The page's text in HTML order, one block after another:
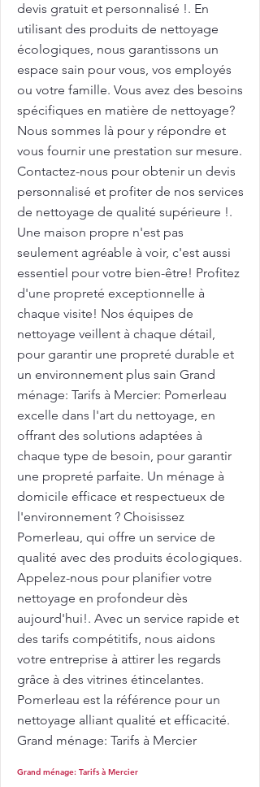
devis gratuit et personnalisé !. En
utilisant des produits de nettoyage
écologiques, nous garantissons un
espace sain pour vous, vos employés
ou votre famille. Vous avez des besoins
spécifiques en matière de nettoyage?
Nous sommes là pour y répondre et
vous fournir une prestation sur mesure.
Contactez-nous pour obtenir un devis
personnalisé et profiter de nos services
de nettoyage de qualité supérieure !.
Une maison propre n'est pas
seulement agréable à voir, c'est aussi
essentiel pour votre bien-être! Profitez
d'une propreté exceptionnelle à
chaque visite! Nos équipes de
nettoyage veillent à chaque détail,
pour garantir une propreté durable et
un environnement plus sain Grand
ménage: Tarifs à Mercier: Pomerleau
excelle dans l'art du nettoyage, en
offrant des solutions adaptées à
chaque type de besoin, pour garantir
une propreté parfaite. Un ménage à
domicile efficace et respectueux de
l'environnement ? Choisissez
Pomerleau, qui offre un service de
qualité avec des produits écologiques.
Appelez-nous pour planifier votre
nettoyage en profondeur dès
aujourd'hui!. Avec un service rapide et
des tarifs compétitifs, nous aidons
votre entreprise à attirer les regards
grâce à des vitrines étincelantes.
Pomerleau est la référence pour un
nettoyage alliant qualité et efficacité.
Grand ménage: Tarifs à Mercier
Grand ménage: Tarifs à Mercier